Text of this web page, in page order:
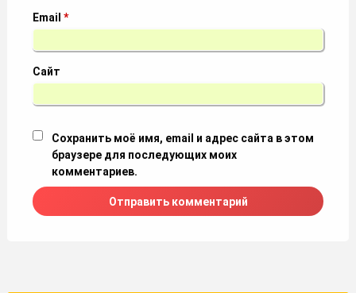
Email *
Сайт
Сохранить моё имя, email и адрес сайта в этом
браузере для последующих моих
комментариев.